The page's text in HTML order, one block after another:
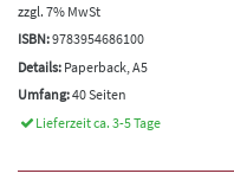
zzgl. 7% MwSt
ISBN:9783954686100
Details: Paperback, A5
Umfang:40 Seiten
Lieferzeit ca. 3-5 Tage